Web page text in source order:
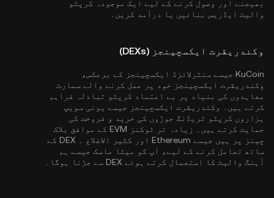
بھیجنے اور وصول کرنے کے لیے ایک موجودہ کرپٹو
والیٹ ایڈریس بنائیں یا درآمد کریں۔
وکندریقرت ایکسچینجز (DEXs)
KuCoin جیسے سنٹرلائزڈ ایکسچینجز کے برعکس،
وکندریقرت ایکسچینجز خود پر عمل کرنے والے سمارٹ
معاہدوں کی بنیاد پر بے اعتماد کرپٹو تبادلہ فراہم
کرتے ہیں۔ وکندریقرت ایکسچینجز جیسے یونی سویپ
ہزاروں کرپٹو ٹریڈنگ جوڑوں کی خرید و فروخت کی
حمایت کرتے ہیں۔ زیادہ تر ٹوکنز EVM کے موافق بلاک
چینز پر ہیں جیسے Ethereum اور کثیر الاضلاع
۔ DEX کے
ساتھ تعامل کرنے کے لیے، آپ کو میٹا ماسک جیسے ہم
آہنگ والیٹ کا استعمال کرتے ہوئے DEX سے جڑنا ہوگا۔